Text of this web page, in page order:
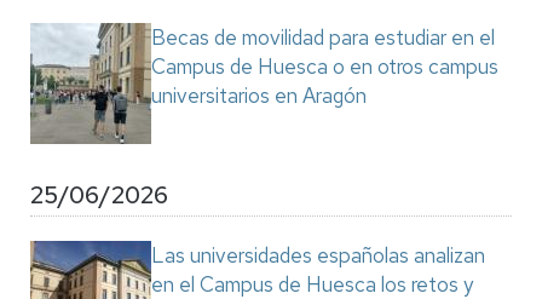
Becas de movilidad para estudiar en el
Campus de Huesca o en otros campus
universitarios en Aragón
25/06/2026
Las universidades españolas analizan
en el Campus de Huesca los retos y